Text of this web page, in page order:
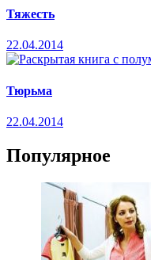
Тяжесть
22.04.2014
Тюрьма
22.04.2014
Популярное